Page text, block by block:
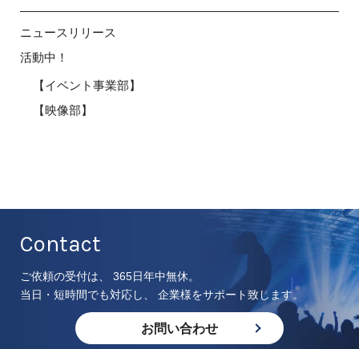
ニュースリリース
活動中！
【イベント事業部】
【映像部】
Contact
ご依頼の受付は、 365日年中無休。
当日・短時間でも対応し、 企業様をサポート致します。
お問い合わせ